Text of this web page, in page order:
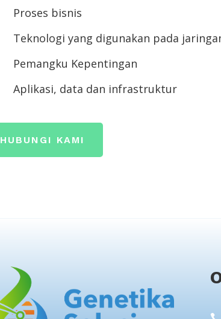
Proses bisnis
Teknologi yang digunakan pada
Pemangku Kepentingan
Aplikasi, data dan infrastruktur
HUBUNGI KAMI